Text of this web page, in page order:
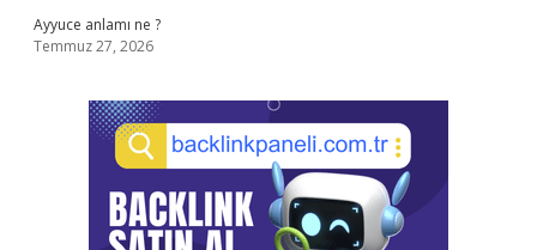
Ayyuce anlamı ne ?
Temmuz 27, 2026